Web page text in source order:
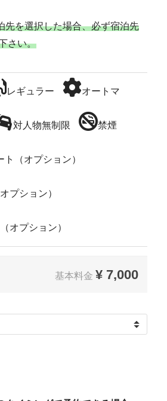
を選択した場合、必ず宿泊先
さい。
レギュラー オートマ
対人物無制限 禁煙
（オプション）
プション）
オプション）
基本料金 ¥ 7,000